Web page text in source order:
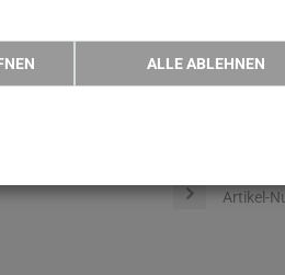
LIST
Artikel-
ALLE ABLEHNEN